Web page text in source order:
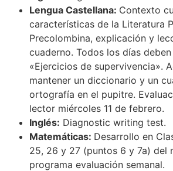
Lengua Castellana: Contexto
características de la Literatura
Precolombina, explicación y
cuaderno. Todos los días
«Ejercicios de supervivencia».
mantener un diccionario y un
ortografía en el pupitre.
lector miércoles 11 de febrero.
Inglés: Diagnostic writing test.
Matemáticas: Desarrollo en
25, 26 y 27 (puntos 6 y 7a) del
programa evaluación semanal.